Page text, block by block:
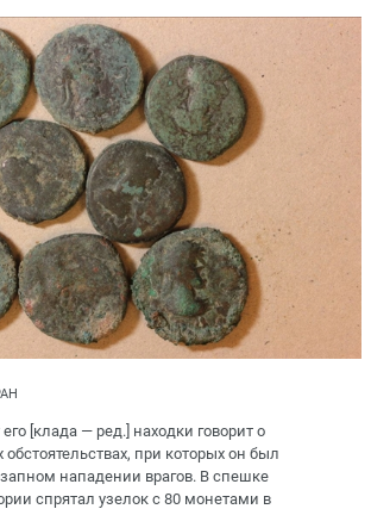
[клада — ред.] находки говорит о
при которых он был
нападении врагов. В спешке
спрятал узелок с 80 монетами в